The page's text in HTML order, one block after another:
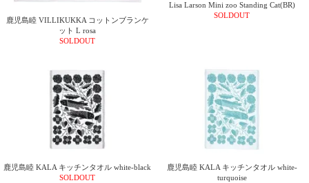
鹿児島睦 VILLIKUKKA コットンブランケ
ット L rosa
SOLDOUT
Lisa Larson Mini zoo Standing Cat(BR)
SOLDOUT
鹿児島睦 KALA キッチンタオル white-black
SOLDOUT
鹿児島睦 KALA キッチンタオル white-
turquoise